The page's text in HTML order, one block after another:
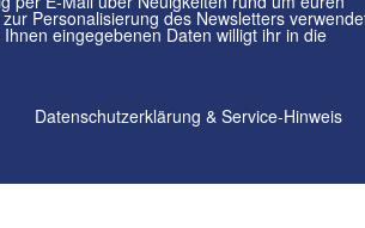
Datenschutzerklärung & Service-Hinweis